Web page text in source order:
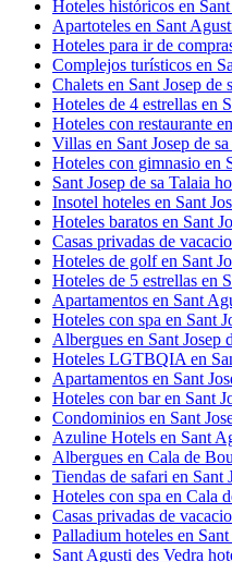
Hoteles históricos en
Apartoteles en Sant
Hoteles para ir de
Complejos turísticos en
Chalets en Sant Josep de
Hoteles de 4 estrellas en
Hoteles con restaurante
Villas en Sant Josep de
Hoteles con gimnasio en
Sant Josep de sa Talaia
Insotel hoteles en Sant
Hoteles baratos en Sant
Casas privadas de
Hoteles de golf en Sant
Hoteles de 5 estrellas en
Apartamentos en Sant
Hoteles con spa en Sant
Albergues en Sant Josep
Hoteles LGTBQIA en
Apartamentos en Sant
Hoteles con bar en Sant
Condominios en Sant
Azuline Hotels en Sant
Albergues en Cala de Bou
Tiendas de safari en Sant
Hoteles con spa en Cala
Casas privadas de
Palladium hoteles en Sant
Sant Agusti des Vedra